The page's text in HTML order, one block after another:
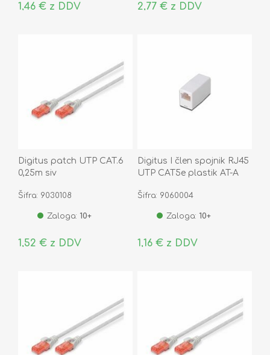
1,46 € z DDV 2,77 € z DDV
Digitus patch UTP CAT.6
0,25m siv
Šifra: 9030108
Zaloga: 10+
1,52 € z DDV
Digitus I člen spojnik RJ45
UTP CAT5e plastik AT-A
Šifra: 9060004
Zaloga: 10+
1,16 € z DDV